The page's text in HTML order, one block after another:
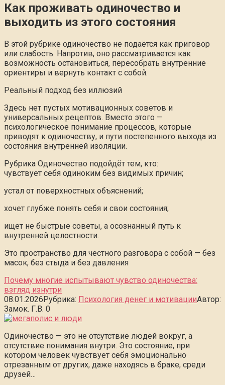
Как проживать одиночество и
выходить из этого состояния
В этой рубрике одиночество не подаётся как приговор
или слабость. Напротив, оно рассматривается как
возможность остановиться, пересобрать внутренние
ориентиры и вернуть контакт с собой.
Реальный подход без иллюзий
Здесь нет пустых мотивационных советов и
универсальных рецептов. Вместо этого —
психологическое понимание процессов, которые
приводят к одиночеству, и пути постепенного выхода из
состояния внутренней изоляции.
Рубрика Одиночество подойдёт тем, кто:
чувствует себя одиноким без видимых причин;
устал от поверхностных объяснений;
хочет глубже понять себя и свои состояния;
ищет не быстрые советы, а осознанный путь к
внутренней целостности.
Это пространство для честного разговора с собой — без
масок, без стыда и без давления
Почему многие испытывают чувство одиночества:
взгляд изнутри
08.01.2026Рубрика: Психология денег и мотивацииАвтор:
Замок. Г.В. 0
Одиночество — это не отсутствие людей вокруг, а
отсутствие понимания внутри. Это состояние, при
котором человек чувствует себя эмоционально
отрезанным от других, даже находясь в браке, среди
друзей…